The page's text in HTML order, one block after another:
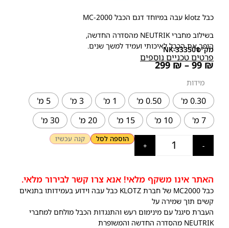
כבל klotz עבה במיוחד דגם הכבל MC-2000
בשילוב מחברי NEUTRIK מהסדרה החדשה,
הופך את הכבל לאיכותי ועמיד למשך שנים.
מק"טNK-333501
פרטים טכניים נוספים
99₪
–
299₪
מידות
0.30 מ' 0.50 מ' 1 מ' 3 מ'
5 מ'
7 מ'
10 מ' 15 מ' 20 מ' 30 מ'
-
+
הוספה לסל קנה עכשיו
האתר אינו משקף מלאי! אנא צרו קשר לבירור מלאי.
כבל MC2000 של חברת KLOTZ כבל עבה וידוע בעמידותו בתנאים
קשים תוך שמירה על
העברת סיגנל עם מינימום רעש והתנגדות הכבל מולחם למחברי
NEUTRIK מהסדרה החדשה והמשופרת